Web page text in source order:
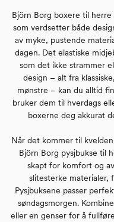
Björn Borg boxere til
som verdsetter både
av myke, pustende
dagen. Det elastiske
som det ikke strammer
design – alt fra
mønstre – kan du alltid
bruker dem til hverdags
boxerne deg akkurat
Når det kommer til
Björn Borg pysjbukse til
skapt for komfort og
slitesterke materialer,
Pysjbuksene passer
søndagsmorgen.
eller en genser for å